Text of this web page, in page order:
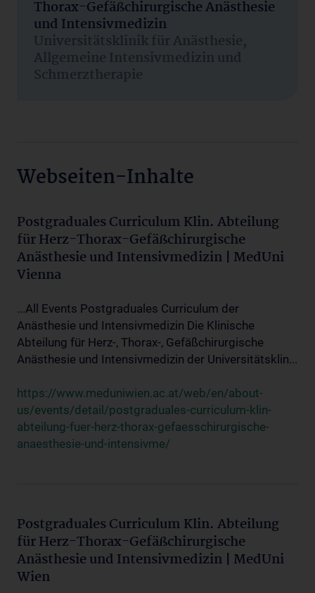
Thorax-Gefäßchirurgische Anästhesie
und Intensivmedizin
Universitätsklinik für Anästhesie,
Allgemeine Intensivmedizin und
Schmerztherapie
Webseiten-Inhalte
Postgraduales Curriculum Klin. Abteilung
für Herz-Thorax-Gefäßchirurgische
Anästhesie und Intensivmedizin | MedUni
Vienna
...All Events Postgraduales Curriculum der
Anästhesie und Intensivmedizin Die Klinische
Abteilung für Herz-, Thorax-, Gefäßchirurgische
Anästhesie und Intensivmedizin der Universitätsklin...
https://www.meduniwien.ac.at/web/en/about-
us/events/detail/postgraduales-curriculum-klin-
abteilung-fuer-herz-thorax-gefaesschirurgische-
anaesthesie-und-intensivme/
Postgraduales Curriculum Klin. Abteilung
für Herz-Thorax-Gefäßchirurgische
Anästhesie und Intensivmedizin | MedUni
Wien